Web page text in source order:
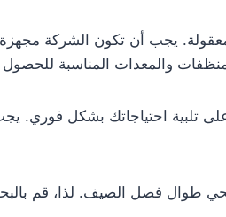
يجب أن تكون الشركة مجهزة
والمعدات المناسبة للحصول
تلبية احتياجاتك بشكل فوري.
فصل الصيف. لذا، قم